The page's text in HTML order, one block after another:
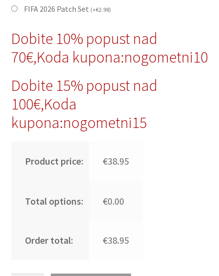
FIFA 2026 Patch Set (+€2.98)
Dobite 10% popust nad
70€,Koda kupona:nogometni10
Dobite 15% popust nad
100€,Koda
kupona:nogometni15
Product price: €38.95
Total options: €0.00
Order total: €38.95